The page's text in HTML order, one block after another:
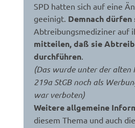
SPD hatten sich auf eine
geeinigt. Demnach dürfen
Abtreibungsmediziner auf
mitteilen, daß sie
durchführen
(Das wurde unter der alten
219a StGB noch als
war verboten)
Weitere allgemeine
diesem Thema und auch